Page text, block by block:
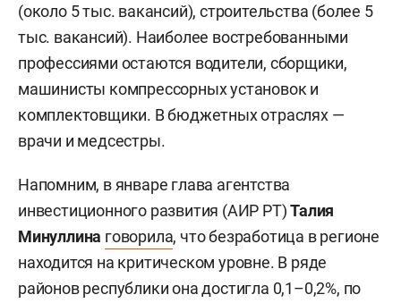
(около 5 тыс. вакансий), строительства (более 5
тыс. вакансий). Наиболее востребованными
профессиями остаются водители, сборщики,
машинисты компрессорных установок и
комплектовщики. В бюджетных отраслях —
врачи и медсестры.
Напомним, в январе глава агентства
инвестиционного развития (АИР РТ)Талия
Минуллина говорила, что безработица в регионе
находится на критическом уровне. В ряде
районов республики она достигла 0,1–0,2%, по